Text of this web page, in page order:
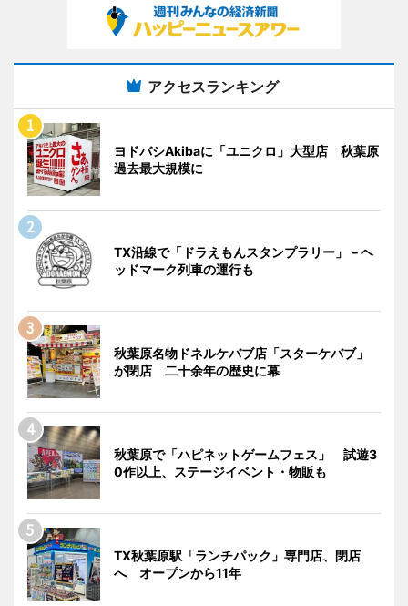
アクセスランキング
ヨドバシAkibaに「ユニクロ」大型店 秋葉原
過去最大規模に
TX沿線で「ドラえもんスタンプラリー」－ヘ
ッドマーク列車の運行も
秋葉原名物ドネルケバブ店「スターケバブ」
が閉店 二十余年の歴史に幕
秋葉原で「ハピネットゲームフェス」 試遊3
0作以上、ステージイベント・物販も
TX秋葉原駅「ランチパック」専門店、閉店
へ オープンから11年